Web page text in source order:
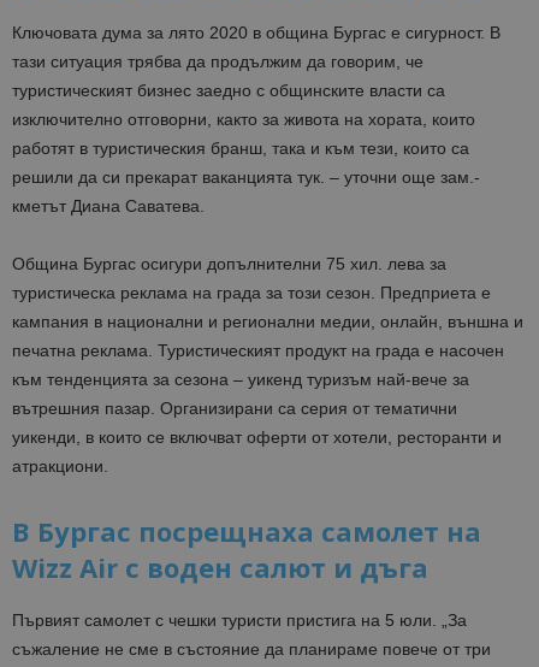
Ключовата дума за лято 2020 в община Бургас е сигурност. В
тази ситуация трябва да продължим да говорим, че
туристическият бизнес заедно с общинските власти са
изключително отговорни, както за живота на хората, които
работят в туристическия бранш, така и към тези, които са
решили да си прекарат ваканцията тук. – уточни още зам.-
кметът Диана Саватева.
Община Бургас осигури допълнителни 75 хил. лева за
туристическа реклама на града за този сезон. Предприета е
кампания в национални и регионални медии, онлайн, външна и
печатна реклама. Туристическият продукт на града е насочен
към тенденцията за сезона – уикенд туризъм най-вече за
вътрешния пазар. Организирани са серия от тематични
уикенди, в които се включват оферти от хотели, ресторанти и
атракциони.
В Бургас посрещнаха самолет на
Wizz Air с воден салют и дъга
Първият самолет с чешки туристи пристига на 5 юли. „За
съжаление не сме в състояние да планираме повече от три